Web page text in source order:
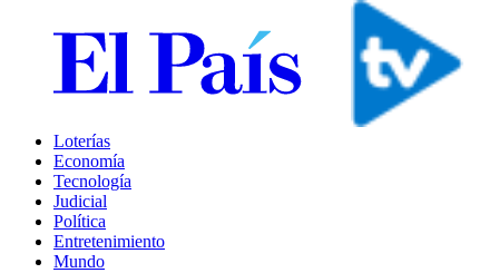
Loterías
Economía
Tecnología
Judicial
Política
Entretenimiento
Mundo